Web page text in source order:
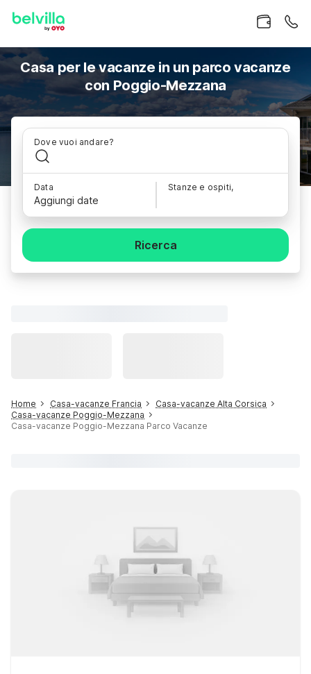
Casa per le vacanze in un parco vacanze
con Poggio-Mezzana
Dove vuoi andare?
Data
Aggiungi date
Stanze e ospiti,
Ricerca
Home Casa-vacanze Francia
Casa-vacanze Alta Corsica
Casa-vacanze Poggio-Mezzana
Casa-vacanze Poggio-Mezzana Parco Vacanze